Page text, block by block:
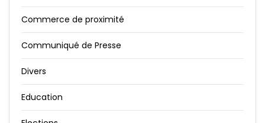
Commerce de proximité
Communiqué de Presse
Divers
Education